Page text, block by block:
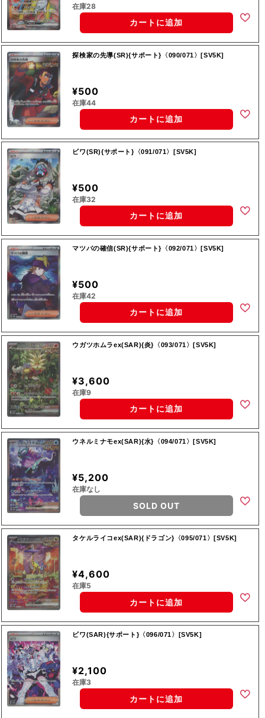
在庫28
カートに追加
探検家の先導(SR){サポート}〈090/071〉[SV5K]
¥500
在庫44
カートに追加
ビワ(SR){サポート}〈091/071〉[SV5K]
¥500
在庫32
カートに追加
マツバの確信(SR){サポート}〈092/071〉[SV5K]
¥500
在庫42
カートに追加
ウガツホムラex(SAR){炎}〈093/071〉[SV5K]
¥3,600
在庫9
カートに追加
ウネルミナモex(SAR){水}〈094/071〉[SV5K]
¥5,200
在庫なし
SOLD OUT
タケルライコex(SAR){ドラゴン}〈095/071〉[SV5K]
¥4,600
在庫5
カートに追加
ビワ(SAR){サポート}〈096/071〉[SV5K]
¥2,100
在庫3
カートに追加